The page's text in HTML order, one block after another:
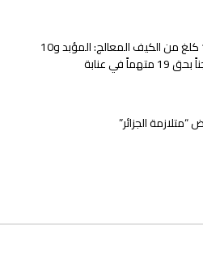
قضية 100 كلغ من الكيف المعالج: المؤبد و10
في عنابة
الجزائر”